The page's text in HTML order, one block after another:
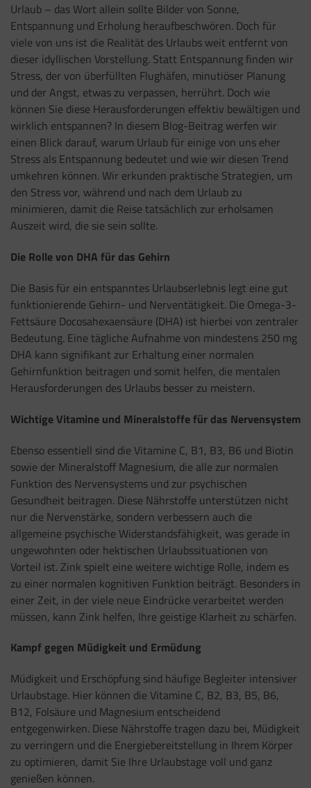
Urlaub – das Wort allein sollte Bilder von Sonne,
Entspannung und Erholung heraufbeschwören. Doch für
viele von uns ist die Realität des Urlaubs weit entfernt von
dieser idyllischen Vorstellung. Statt Entspannung finden wir
Stress, der von überfüllten Flughäfen, minutiöser Planung
und der Angst, etwas zu verpassen, herrührt. Doch wie
können Sie diese Herausforderungen effektiv bewältigen und
wirklich entspannen? In diesem Blog-Beitrag werfen wir
einen Blick darauf, warum Urlaub für einige von uns eher
Stress als Entspannung bedeutet und wie wir diesen Trend
umkehren können. Wir erkunden praktische Strategien, um
den Stress vor, während und nach dem Urlaub zu
minimieren, damit die Reise tatsächlich zur erholsamen
Auszeit wird, die sie sein sollte.
Die Rolle von DHA für das Gehirn
Die Basis für ein entspanntes Urlaubserlebnis legt eine gut
funktionierende Gehirn- und Nerventätigkeit. Die Omega-3-
Fettsäure Docosahexaensäure (DHA) ist hierbei von zentraler
Bedeutung. Eine tägliche Aufnahme von mindestens 250 mg
DHA kann signifikant zur Erhaltung einer normalen
Gehirnfunktion beitragen und somit helfen, die mentalen
Herausforderungen des Urlaubs besser zu meistern.
Wichtige Vitamine und Mineralstoffe für das Nervensystem
Ebenso essentiell sind die Vitamine C, B1, B3, B6 und Biotin
sowie der Mineralstoff Magnesium, die alle zur normalen
Funktion des Nervensystems und zur psychischen
Gesundheit beitragen. Diese Nährstoffe unterstützen nicht
nur die Nervenstärke, sondern verbessern auch die
allgemeine psychische Widerstandsfähigkeit, was gerade in
ungewohnten oder hektischen Urlaubssituationen von
Vorteil ist. Zink spielt eine weitere wichtige Rolle, indem es
zu einer normalen kognitiven Funktion beiträgt. Besonders in
einer Zeit, in der viele neue Eindrücke verarbeitet werden
müssen, kann Zink helfen, Ihre geistige Klarheit zu schärfen.
Kampf gegen Müdigkeit und Ermüdung
Müdigkeit und Erschöpfung sind häufige Begleiter intensiver
Urlaubstage. Hier können die Vitamine C, B2, B3, B5, B6,
B12, Folsäure und Magnesium entscheidend
entgegenwirken. Diese Nährstoffe tragen dazu bei, Müdigkeit
zu verringern und die Energiebereitstellung in Ihrem Körper
zu optimieren, damit Sie Ihre Urlaubstage voll und ganz
genießen können.